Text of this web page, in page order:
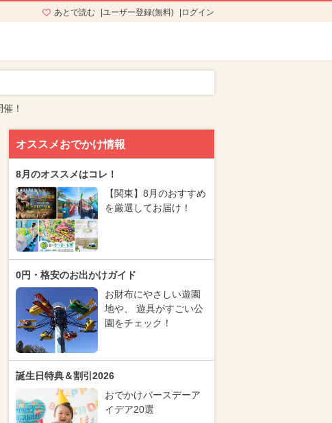
あとで読む ユーザー登録(無料) ログイン
！
オススメおでかけ情報
8月のオススメはコレ！
【関東】8月のおすすめ
を厳選してお届け！
0円・格安のお出かけガイド
お財布にやさしい遊園
地や、 遊具がすごい公
園をチェック！
誕生日特典＆割引2026
おでかけバースデーア
イデア20選